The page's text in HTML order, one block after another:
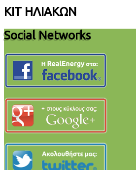
ΚΙΤ ΗΛΙΑΚΩΝ
Social Networks